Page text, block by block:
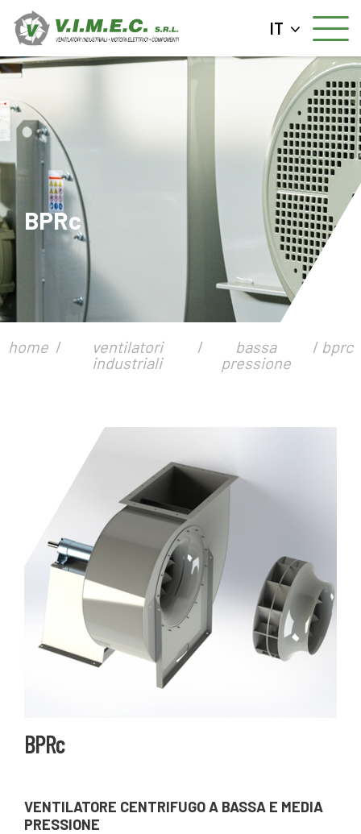
IT
BPRc
home
ventilatori
industriali
bassa
pressione
bprc
BPRc
VENTILATORE CENTRIFUGO A BASSA E MEDIA
PRESSIONE